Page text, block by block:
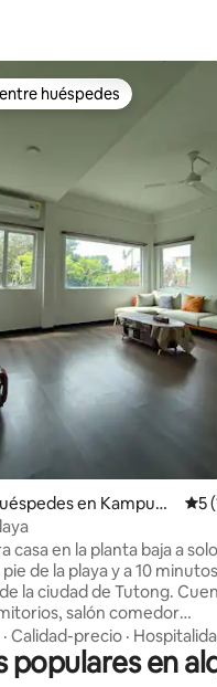
5 de 5, 8 reseñas
huéspedes
huéspedes
en Kampung
5
casa en la planta baja a
de la playa y a 10 minutos
la ciudad de Tutong.
salón comedor
Servicios: • Wifi
acondicionado •
• Toallas, champú y gel de
· Calidad-precio ·
populares en